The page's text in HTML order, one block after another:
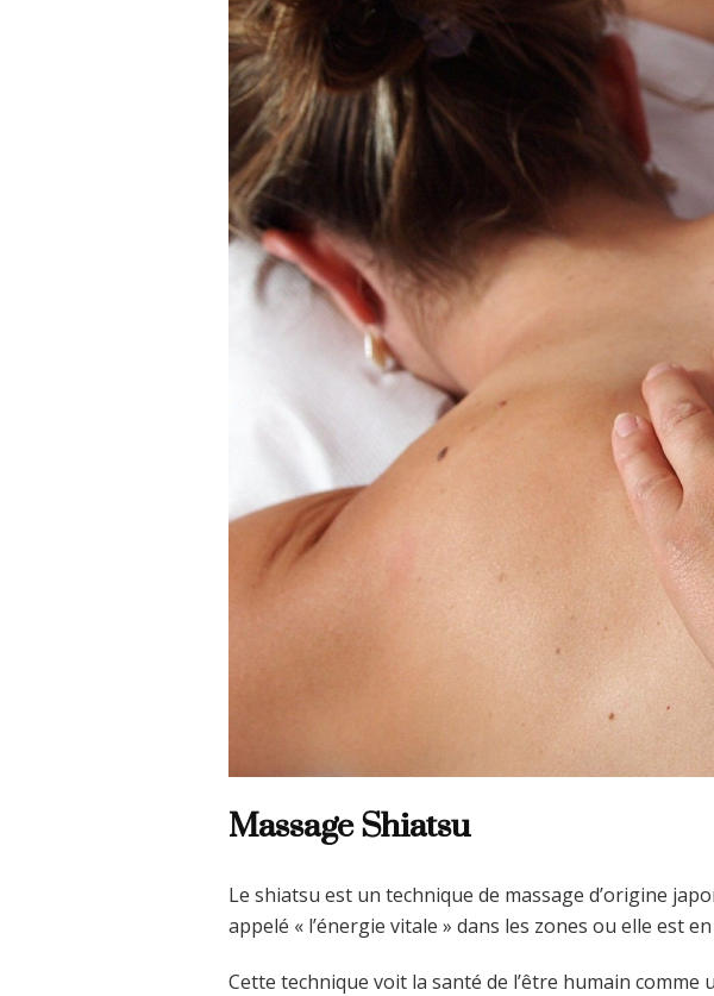
Massage Shiatsu
Le shiatsu est un technique de massage d’origine
appelé « l’énergie vitale » dans les zones ou elle est
Cette technique voit la santé de l’être humain